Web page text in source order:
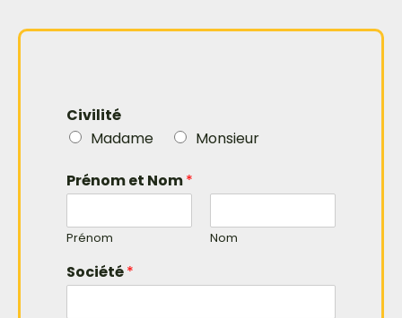
Civilité
Madame
Monsieur
Prénom et Nom*
Prénom Nom
Société*